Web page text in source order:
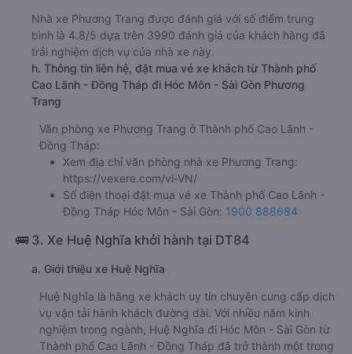
Nhà xe Phương Trang được đánh giá với số điểm trung
bình là 4.8/5 dựa trên 3990 đánh giá của khách hàng đã
trải nghiệm dịch vụ của nhà xe này.
h. Thông tin liên hệ, đặt mua vé xe khách từ Thành phố
Cao Lãnh - Đồng Tháp đi Hóc Môn - Sài Gòn Phương
Trang
Văn phòng xe Phương Trang ở Thành phố Cao Lãnh -
Đồng Tháp:
Xem địa chỉ văn phòng nhà xe Phương Trang:
https://vexere.com/vi-VN/
Số điện thoại đặt mua vé xe Thành phố Cao Lãnh -
Đồng Tháp Hóc Môn - Sài Gòn: 1900 888684
🚌 3. Xe Huệ Nghĩa khởi hành tại DT84
a. Giới thiệu xe Huệ Nghĩa
Huệ Nghĩa là hãng xe khách uy tín chuyên cung cấp dịch
vụ vận tải hành khách đường dài. Với nhiều năm kinh
nghiệm trong ngành, Huệ Nghĩa đi Hóc Môn - Sài Gòn từ
Thành phố Cao Lãnh - Đồng Tháp đã trở thành một trong